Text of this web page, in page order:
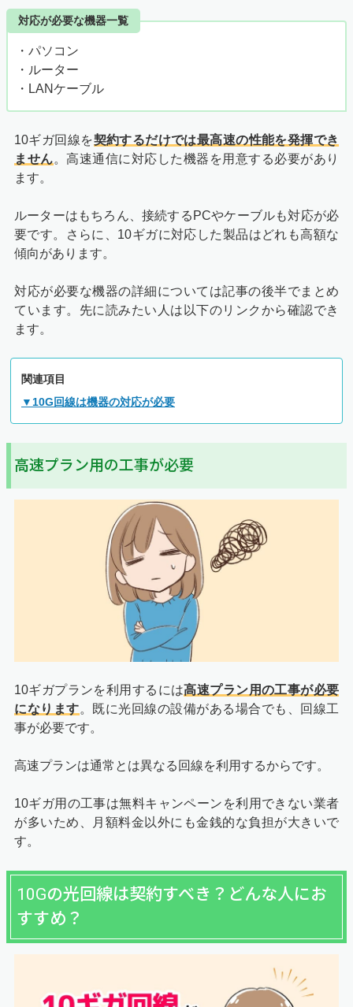
対応が必要な機器一覧
・パソコン
・ルーター
・LANケーブル
10ギガ回線を契約するだけでは最高速の性能を発揮でき
ません。高速通信に対応した機器を用意する必要があり
ます。
ルーターはもちろん、接続するPCやケーブルも対応が必
要です。さらに、10ギガに対応した製品はどれも高額な
傾向があります。
対応が必要な機器の詳細については記事の後半でまとめ
ています。先に読みたい人は以下のリンクから確認でき
ます。
関連項目
▼10G回線は機器の対応が必要
高速プラン用の工事が必要
10ギガプランを利用するには高速プラン用の工事が必要
になります。既に光回線の設備がある場合でも、回線工
事が必要です。
高速プランは通常とは異なる回線を利用するからです。
10ギガ用の工事は無料キャンペーンを利用できない業者
が多いため、月額料金以外にも金銭的な負担が大きいで
す。
10Gの光回線は契約すべき？どんな人にお
すすめ？